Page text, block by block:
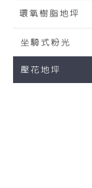
環氧樹脂地坪
坐騎式粉光
壓花地坪